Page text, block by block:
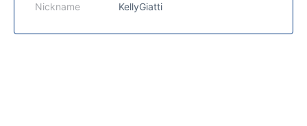
Nickname KellyGiatti